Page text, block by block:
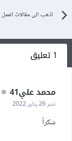
اذهب الى مقالات
1 تعليق
محمد علي41
نشر26 يناير 2022
شكراً